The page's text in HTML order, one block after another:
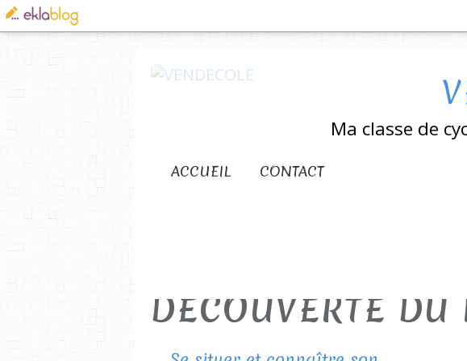
Ma classe de
ACCUEIL CONTACT
DECOUVERTE